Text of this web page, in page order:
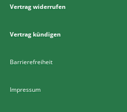
Vertrag widerrufen
Vertrag kündigen
Barrierefreiheit
Impressum